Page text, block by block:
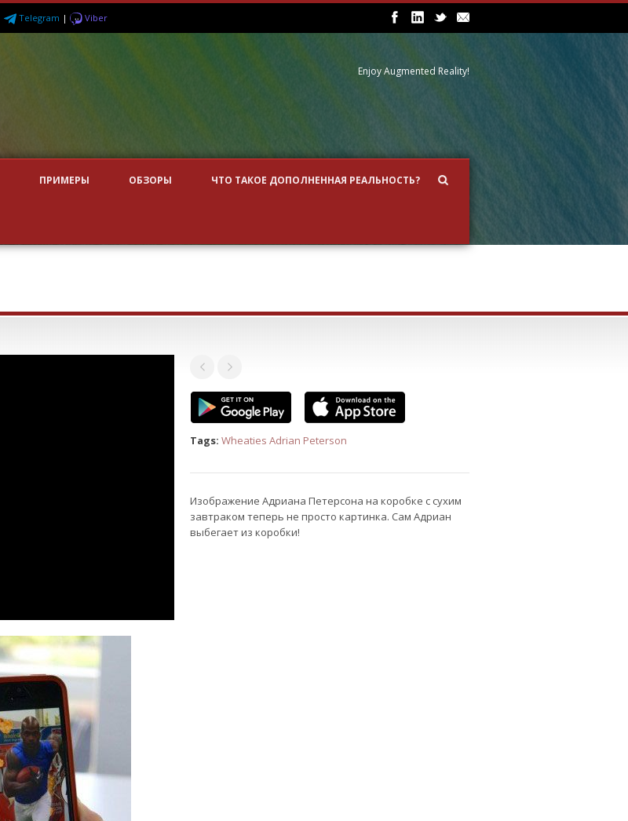
Telegram | Viber
Enjoy Augmented Reality!
ПРИМЕРЫ ОБЗОРЫ ЧТО ТАКОЕ ДОПОЛНЕННАЯ РЕАЛЬНОСТЬ?
Tags: Wheaties Adrian Peterson
Изображение Адриана Петерсона на коробке с сухим
завтраком теперь не просто картинка. Сам Адриан
выбегает из коробки!